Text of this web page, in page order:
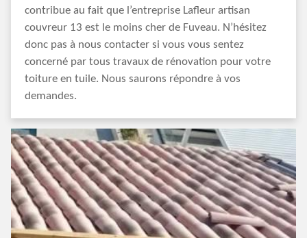
contribue au fait que l’entreprise Lafleur artisan
couvreur 13 est le moins cher de Fuveau. N’hésitez
donc pas à nous contacter si vous vous sentez
concerné par tous travaux de rénovation pour votre
toiture en tuile. Nous saurons répondre à vos
demandes.